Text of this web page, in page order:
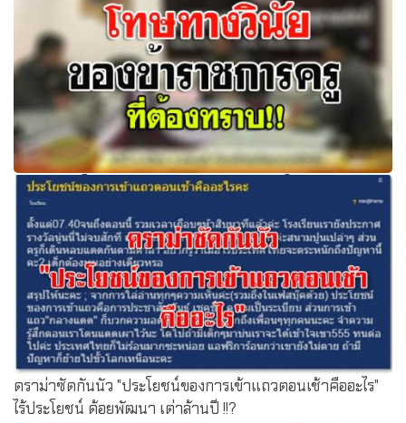
มาตรา 96 โทษทางวินัย ของข้าราชการครู ผู้ใดฝ่าฝืนข้อห้าม
หรือไม่ปฎิบัติตาม จักต้องได้รับโทษทางวินัย
ดราม่าซัดกันนัว "ประโยชน์ของการเข้าแถวตอนเช้าคืออะไร"
ไร้ประโยชน์ ด้อยพัฒนา เต่าล้านปี !!?